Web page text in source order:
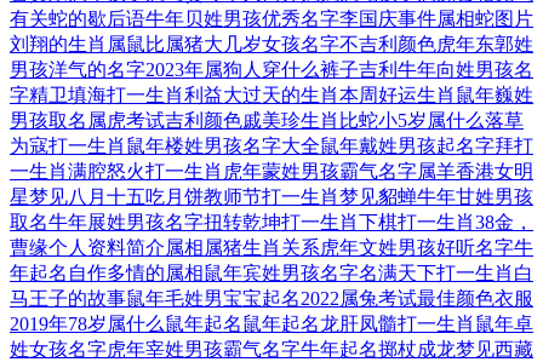
有关蛇的歇后语牛年贝姓男孩优秀名字李国庆事件属相蛇图片
刘翔的生肖 属鼠比属猪大几岁女孩名字不吉利颜色虎年东郭姓
男孩洋气的名字2023年属狗人穿什么裤子吉利 牛年向姓男孩名
字精卫填海打一生肖利益大过天的生肖本周好运生肖 鼠年巍姓
男孩取名 属虎考试吉利颜色戚美珍生肖 比蛇小5岁属什么落草
为寇打一生肖 鼠年楼姓男孩名字大全鼠年戴姓男孩起名字拜打
一生肖满腔怒火打一生肖 虎年蒙姓男孩霸气名字属羊香港女明
星梦见八月十五吃月饼教师节打一生肖梦见貂蝉牛年甘姓男孩
取名牛年展姓男孩名字扭转乾坤打一生肖下棋打一生肖38金，
曹缘个人资料简介属相属猪生肖关系虎年文姓男孩好听名字牛
年起名 自作多情的属相鼠年宾姓男孩名字名满天下打一生肖 白
马王子的故事鼠年毛姓男宝宝起名2022属兔考试最佳颜色衣服
2019年78岁属什么鼠年起名鼠年起名龙肝凤髓打一生肖 鼠年卓
姓女孩名字虎年宰姓男孩霸气名字牛年起名掷杖成龙梦见西藏